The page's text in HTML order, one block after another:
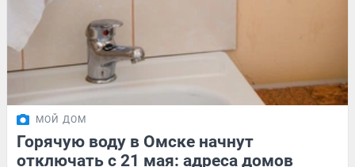
МОЙ ДОМ
Горячую воду в Омске начнут
отключать с 21 мая: адреса домов